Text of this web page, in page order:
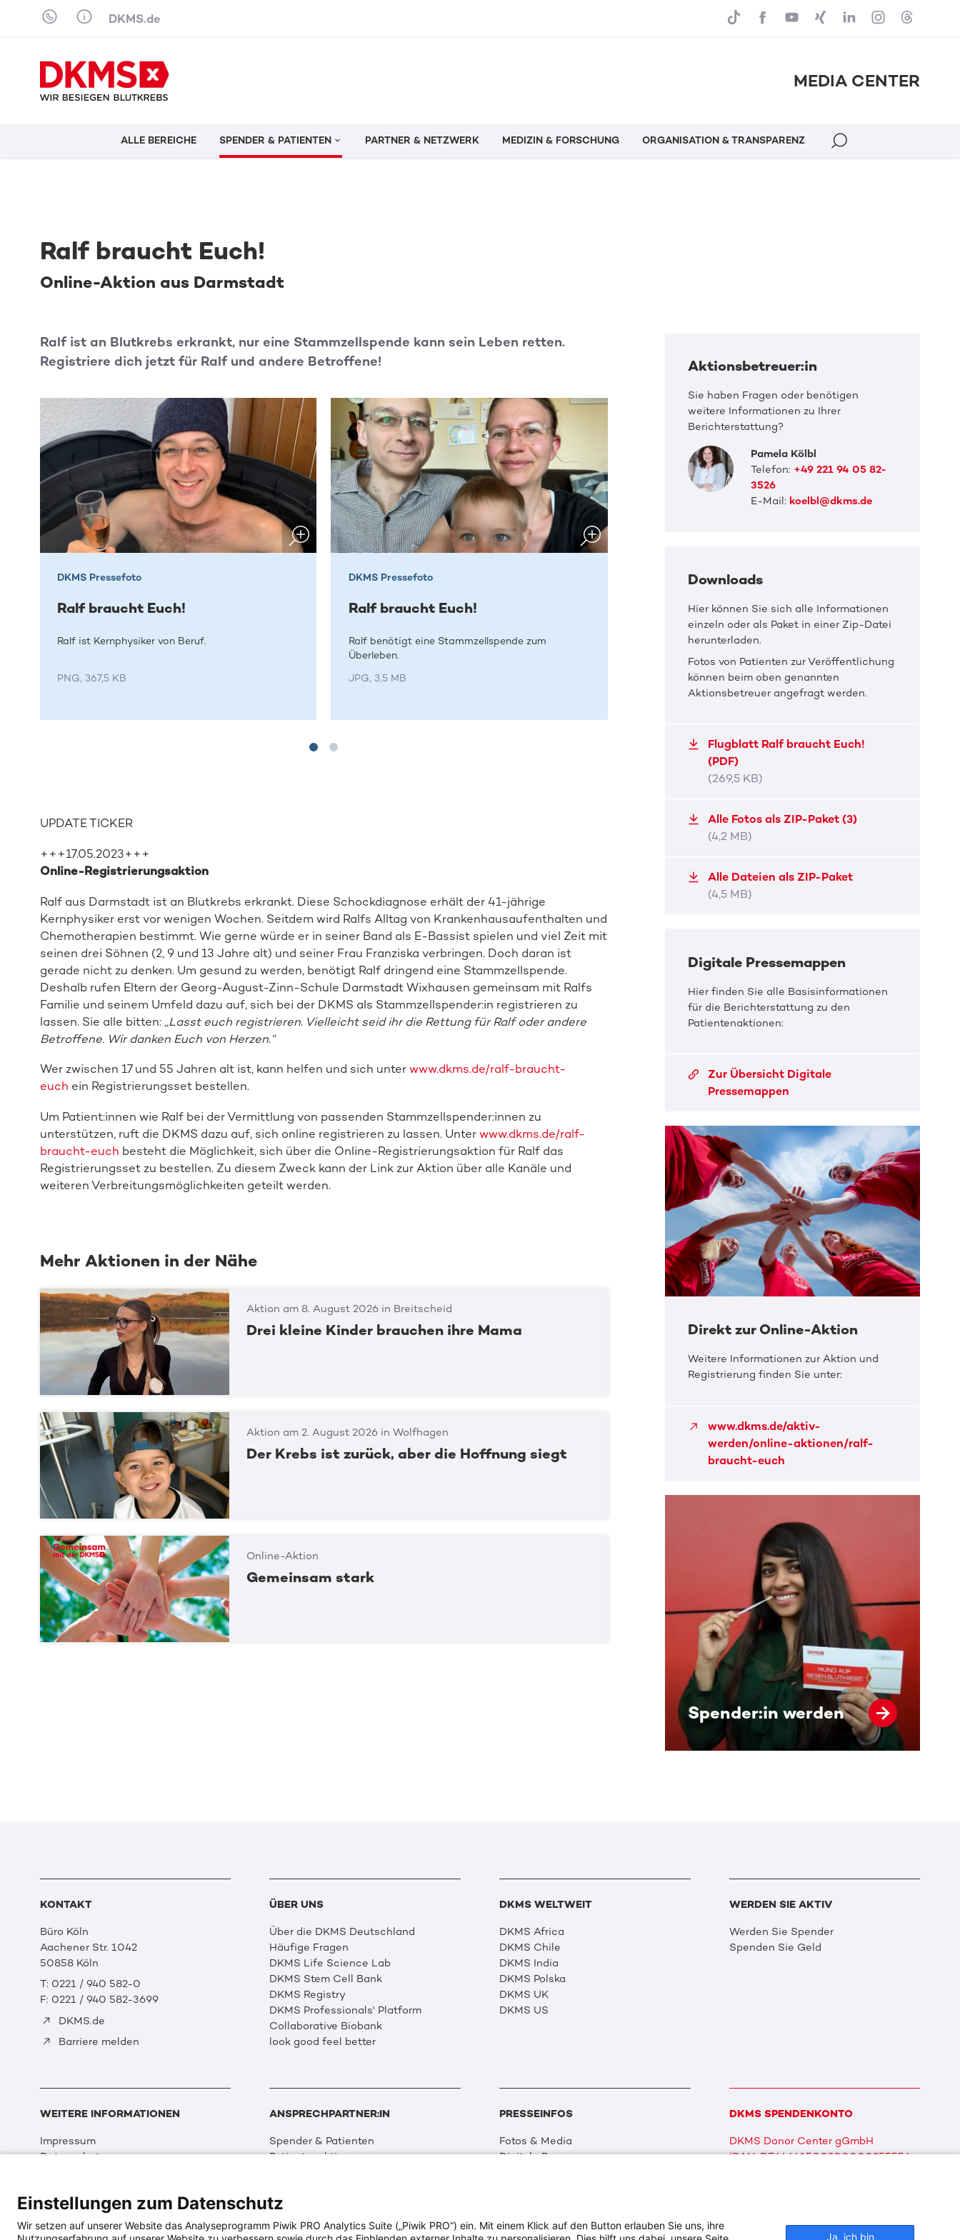
Skip to content
DKMS.de
MEDIA CENTER
ALLE BEREICHE SPENDER & PATIENTEN PARTNER & NETZWERK MEDIZIN & FORSCHUNG ORGANISATION & TRANSPARENZ
Ralf braucht Euch!
Online-Aktion aus Darmstadt
Ralf ist an Blutkrebs erkrankt, nur eine Stammzellspende kann sein Leben retten.
Registriere dich jetzt für Ralf und andere Betroffene!
DKMS Pressefoto
Ralf braucht Euch!
Ralf ist Kernphysiker von Beruf.
PNG, 367,5 KB
DKMS Pressefoto
Ralf braucht Euch!
Ralf benötigt eine Stammzellspende zum
Überleben.
JPG, 3,5 MB
DKMS Pressefoto
Ralf braucht Euch!
Ralf ist an Blutkrebs erkrankt.
JPG, 340,3 KB
UPDATE TICKER
+++17.05.2023+++
Online-Registrierungsaktion
Ralf aus Darmstadt ist an Blutkrebs erkrankt. Diese Schockdiagnose erhält der 41-jährige
Kernphysiker erst vor wenigen Wochen. Seitdem wird Ralfs Alltag von Krankenhausaufenthalten und
Chemotherapien bestimmt. Wie gerne würde er in seiner Band als E-Bassist spielen und viel Zeit mit
seinen drei Söhnen (2, 9 und 13 Jahre alt) und seiner Frau Franziska verbringen. Doch daran ist
gerade nicht zu denken. Um gesund zu werden, benötigt Ralf dringend eine Stammzellspende.
Deshalb rufen Eltern der Georg-August-Zinn-Schule Darmstadt Wixhausen gemeinsam mit Ralfs
Familie und seinem Umfeld dazu auf, sich bei der DKMS als Stammzellspender:in registrieren zu
lassen. Sie alle bitten: „Lasst euch registrieren. Vielleicht seid ihr die Rettung für Ralf oder andere
Betroffene. Wir danken Euch von Herzen.“
Wer zwischen 17 und 55 Jahren alt ist, kann helfen und sich unter www.dkms.de/ralf-braucht-
euch ein Registrierungsset bestellen.
Um Patient:innen wie Ralf bei der Vermittlung von passenden Stammzellspender:innen zu
unterstützen, ruft die DKMS dazu auf, sich online registrieren zu lassen. Unter www.dkms.de/ralf-
braucht-euch besteht die Möglichkeit, sich über die Online-Registrierungsaktion für Ralf das
Registrierungsset zu bestellen. Zu diesem Zweck kann der Link zur Aktion über alle Kanäle und
weiteren Verbreitungsmöglichkeiten geteilt werden.
Mehr Aktionen in der Nähe
Aktion am 8. August 2026 in Breitscheid
Drei kleine Kinder brauchen ihre Mama
Aktion am 2. August 2026 in Wolfhagen
Der Krebs ist zurück, aber die Hoffnung siegt
Online-Aktion
Gemeinsam stark
Aktionsbetreuer:in
Sie haben Fragen oder benötigen
weitere Informationen zu Ihrer
Berichterstattung?
Pamela Kölbl
Telefon: +49 221 94 05 82-
3526
E-Mail: koelbl@dkms.de
Downloads
Hier können Sie sich alle Informationen
einzeln oder als Paket in einer Zip-Datei
herunterladen.
Fotos von Patienten zur Veröffentlichung
können beim oben genannten
Aktionsbetreuer angefragt werden.
Flugblatt Ralf braucht Euch!
(PDF)
(269,5 KB)
Alle Fotos als ZIP-Paket (3)
(4,2 MB)
Alle Dateien als ZIP-Paket
(4,5 MB)
Digitale Pressemappen
Hier finden Sie alle Basisinformationen
für die Berichterstattung zu den
Patientenaktionen:
Zur Übersicht Digitale
Pressemappen
Direkt zur Online-Aktion
Direkt zur Online-Aktion
Weitere Informationen zur Aktion und
Registrierung finden Sie unter:
www.dkms.de/aktiv-
werden/online-aktionen/ralf-
braucht-euch
Spender:in werden
KONTAKT
Büro Köln
Aachener Str. 1042
50858 Köln
T: 0221 / 940 582-0
F: 0221 / 940 582-3699
DKMS.de
Barriere melden
ÜBER UNS
Über die DKMS Deutschland
Häufige Fragen
DKMS Life Science Lab
DKMS Stem Cell Bank
DKMS Registry
DKMS Professionals' Platform
Collaborative Biobank
look good feel better
DKMS WELTWEIT
DKMS Africa
DKMS Chile
DKMS India
DKMS Polska
DKMS UK
DKMS US
WERDEN SIE AKTIV
Werden Sie Spender
Spenden Sie Geld
WEITERE INFORMATIONEN
Impressum
Datenschutz
Erklärung zur Barrierefreiheit
ANSPRECHPARTNER:IN
Spender & Patienten
Patientenaktionen
Event
Medizin & Forschung
Organisation & Transparenz
PRESSEINFOS
Fotos & Media
Digitale Pressemappen
DKMS SPENDENKONTO
DKMS Donor Center gGmbH
IBAN: DE64641500200000255556
Einstellungen zum Datenschutz
Wir setzen auf unserer Website das Analyseprogramm Piwik PRO Analytics Suite („Piwik PRO“) ein. Mit einem Klick auf den Button erlauben Sie uns, ihre
Ja, ich bin